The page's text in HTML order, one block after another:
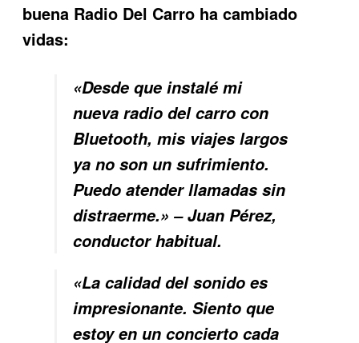
buena Radio Del Carro ha cambiado
vidas:
«Desde que instalé mi
nueva radio del carro con
Bluetooth, mis viajes largos
ya no son un sufrimiento.
Puedo atender llamadas sin
distraerme.» – Juan Pérez,
conductor habitual.
«La calidad del sonido es
impresionante. Siento que
estoy en un concierto cada